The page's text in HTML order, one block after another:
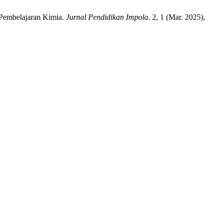
Kimia. Jurnal Pendidikan Impola. 2, 1 (Mar. 2025),